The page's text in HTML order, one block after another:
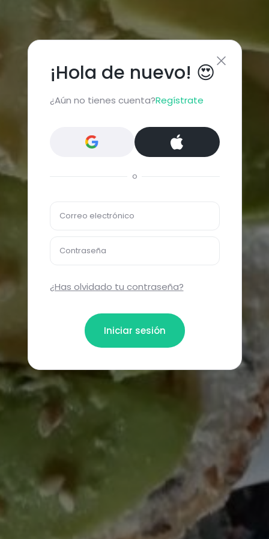
¡Hola de nuevo! 😍
¿Aún no tienes cuenta?Regístrate
o
Correo electrónico
Contraseña
¿Has olvidado tu contraseña?
Iniciar sesión